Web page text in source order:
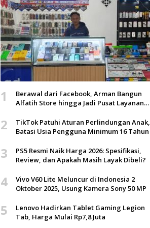
1
Berawal dari Facebook, Arman Bangun
Alfatih Store hingga Jadi Pusat Layanan
2
TikTok Patuhi Aturan Perlindungan Anak,
Batasi Usia Pengguna Minimum 16 Tahun
3
PS5 Resmi Naik Harga 2026: Spesifikasi,
Review, dan Apakah Masih Layak Dibeli?
4
Vivo V60 Lite Meluncur di Indonesia 2
Oktober 2025, Usung Kamera Sony 50 MP
5
Lenovo Hadirkan Tablet Gaming Legion
Tab, Harga Mulai Rp7,8 Juta